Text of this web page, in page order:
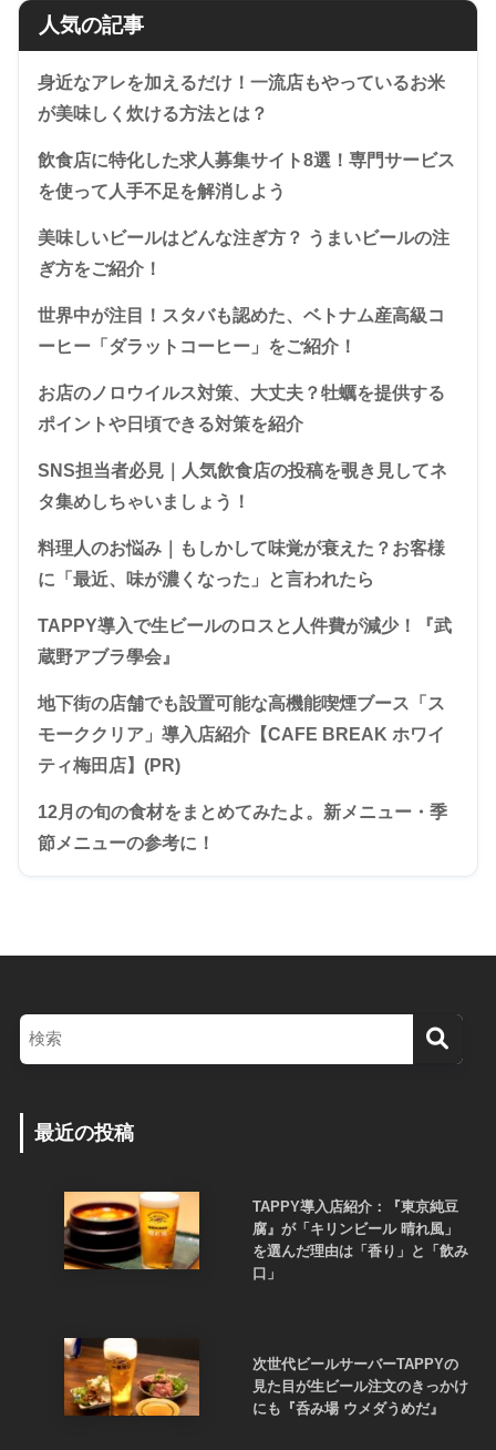
人気の記事
身近なアレを加えるだけ！一流店もやっているお米
が美味しく炊ける方法とは？
飲食店に特化した求人募集サイト8選！専門サービス
を使って人手不足を解消しよう
美味しいビールはどんな注ぎ方？ うまいビールの注
ぎ方をご紹介！
世界中が注目！スタバも認めた、ベトナム産高級コ
ーヒー「ダラットコーヒー」をご紹介！
お店のノロウイルス対策、大丈夫？牡蠣を提供する
ポイントや日頃できる対策を紹介
SNS担当者必見｜人気飲食店の投稿を覗き見してネ
タ集めしちゃいましょう！
料理人のお悩み｜もしかして味覚が衰えた？お客様
に「最近、味が濃くなった」と言われたら
TAPPY導入で生ビールのロスと人件費が減少！『武
蔵野アブラ學会』
地下街の店舗でも設置可能な高機能喫煙ブース「ス
モーククリア」導入店紹介【CAFE BREAK ホワイ
ティ梅田店】(PR)
12月の旬の食材をまとめてみたよ。新メニュー・季
節メニューの参考に！
最近の投稿
TAPPY導入店紹介：『東京純豆
腐』が「キリンビール 晴れ風」
を選んだ理由は「香り」と「飲み
口」
次世代ビールサーバーTAPPYの
見た目が生ビール注文のきっかけ
にも『呑み場 ウメダうめだ』